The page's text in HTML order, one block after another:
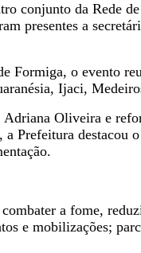
conjunto da Rede
presentes a
Formiga, o evento
Ijaci,
Oliveira e
Prefeitura
a fome,
e mobilizações;